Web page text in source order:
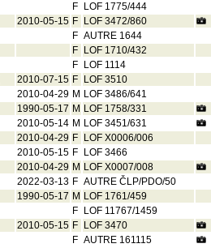
F
LOF 1775/444
2010-05-15 F
LOF 3472/860
F AUTRE 1644
F
LOF 1710/432
F
LOF 1114
2010-07-15 F
LOF 3510
2010-04-29 M LOF 3486/641
1990-05-17 M LOF 1758/331
2010-05-14 M LOF 3451/631
2010-04-29 F
LOF X0006/006
2010-05-15 F
LOF 3466
2010-04-29 M LOF X0007/008
2022-03-13 F AUTRE ČLP/PDO/50
1990-05-17 M LOF 1761/459
F
LOF 11767/1459
2010-05-15 F
LOF 3470
F AUTRE 161115